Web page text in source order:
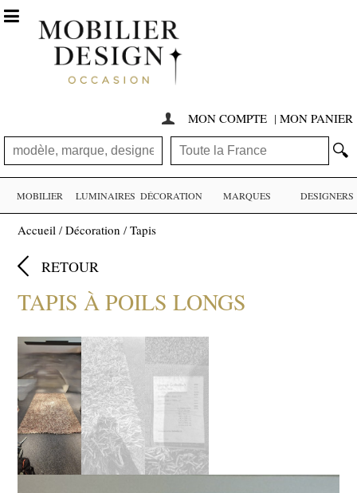
 MON COMPTE | MON PANIER
🔍

MOBILIER LUMINAIRES DÉCORATION MARQUES DESIGNERS
Accueil /Décoration /Tapis
 RETOUR
TAPIS À POILS LONGS